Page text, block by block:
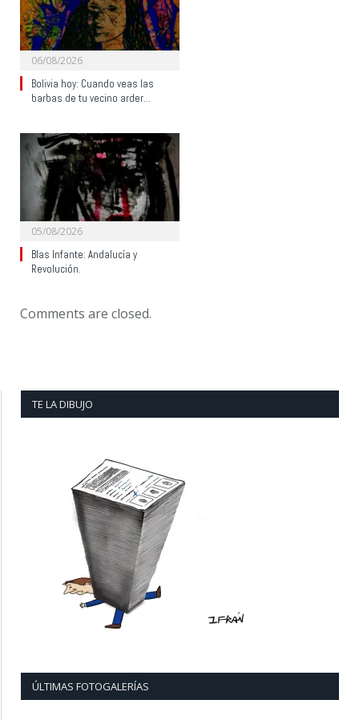
06/08/2026
Bolivia hoy: Cuando veas las
barbas de tu vecino arder…
05/08/2026
Blas Infante: Andalucía y
Revolución.
Comments are closed.
TE LA DIBUJO
ÚLTIMAS FOTOGALERÍAS